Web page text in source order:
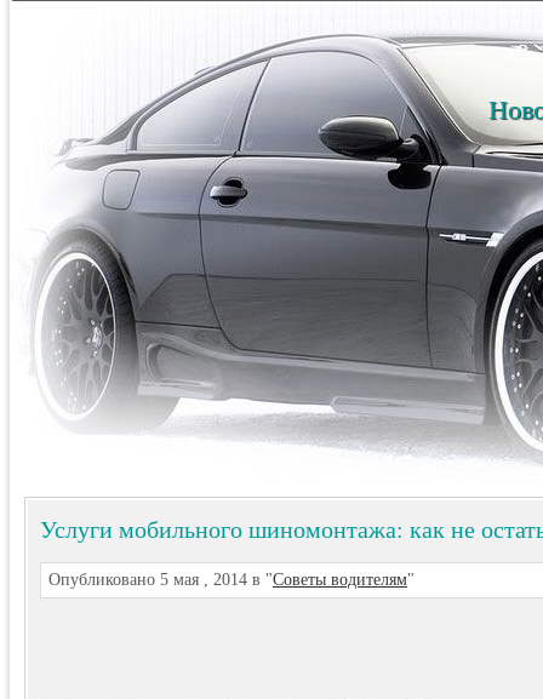
Услуги мобильного шиномонтажа: как не
Опубликовано 5 мая , 2014 в "Советы водителям"